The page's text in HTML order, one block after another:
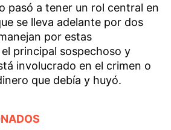
pasó a tener un rol central en
se lleva adelante por dos
por estas
principal sospechoso y
involucrado en el crimen o
que debía y huyó.